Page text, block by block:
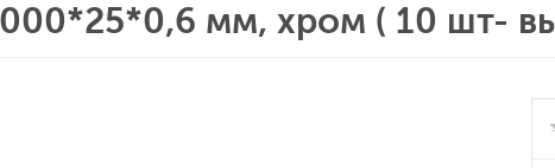
мм, хром ( 10 шт-